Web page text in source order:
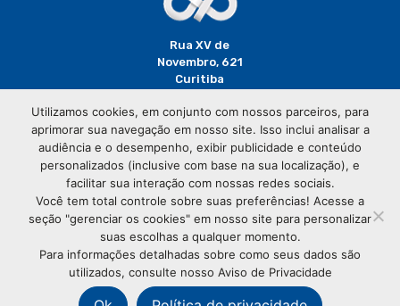
Rua XV de
Novembro, 621
Curitiba
(41) 3320-
2929
© CopyrightAssociação Comercial do Paraná - Todos os
direitos reservados
Utilizamos cookies, em conjunto com nossos parceiros, para
aprimorar sua navegação em nosso site. Isso inclui analisar a
audiência e o desempenho, exibir publicidade e conteúdo
personalizados (inclusive com base na sua localização), e
facilitar sua interação com nossas redes sociais.
Você tem total controle sobre suas preferências! Acesse a
seção "gerenciar os cookies" em nosso site para personalizar
suas escolhas a qualquer momento.
Para informações detalhadas sobre como seus dados são
utilizados, consulte nosso Aviso de Privacidade